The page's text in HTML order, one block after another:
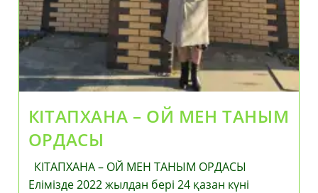
КІТАПХАНА – ОЙ МЕН ТАНЫМ
ОРДАСЫ
КІТАПХАНА – ОЙ МЕН ТАНЫМ ОРДАСЫ
Елімізде 2022 жылдан бері 24 қазан күні